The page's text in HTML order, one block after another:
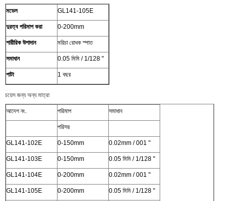
মডেল GL141-105E
দুরত্ব পরিমাপ করা 0-200mm
শারীরিক উপাদান মরিচা রোধক স্পাত
সমাধান 0.05 মিমি / 1/128 "
পাটা 1 বছর
চয়েস জন্য অন্য মাত্রা
আদেশ নং. পরিমাপ সমাধান
পরিসর
GL141-102E 0-150mm 0.02mm / 001 "
GL141-103E 0-150mm 0.05 মিমি / 1/128 "
GL141-104E 0-200mm 0.02mm / 001 "
GL141-105E 0-200mm 0.05 মিমি / 1/128 "